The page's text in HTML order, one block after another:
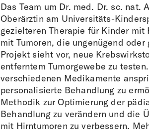
Das Team um Dr. med. Dr. sc. nat.
Oberärztin am Universitäts-
gezielteren Therapie für Kinder
mit Tumoren, die ungenügend
Projekt sieht vor, neue
entferntem Tumorgewebe zu
verschiedenen Medikamente
personalisierte Behandlung zu
Methodik zur Optimierung der
Behandlung zu verändern und die
mit Hirntumoren zu verbessern.